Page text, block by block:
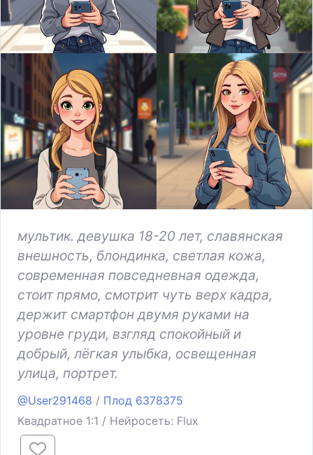
мультик. девушка 18-20 лет, славянская
внешность, блондинка, светлая кожа,
современная повседневная одежда,
стоит прямо, смотрит чуть верх кадра,
держит смартфон двумя руками на
уровне груди, взгляд спокойный и
добрый, лёгкая улыбка, освещенная
улица, портрет.
@User291468 / Плод 6378375
Квадратное 1:1 / Нейросеть: Flux